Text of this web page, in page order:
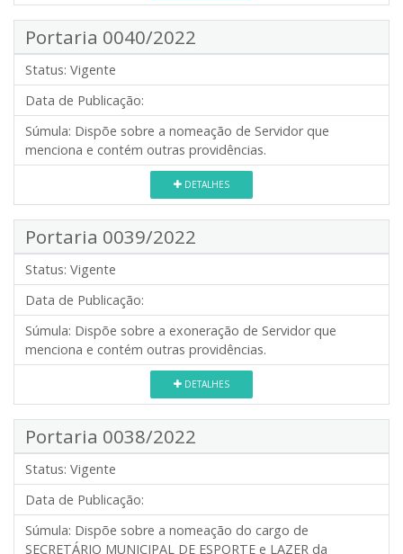
Portaria 0040/2022
Status: Vigente
Data de Publicação:
Súmula: Dispõe sobre a nomeação de Servidor que
menciona e contém outras providências.
DETALHES
Portaria 0039/2022
Status: Vigente
Data de Publicação:
Súmula: Dispõe sobre a exoneração de Servidor que
menciona e contém outras providências.
DETALHES
Portaria 0038/2022
Status: Vigente
Data de Publicação:
Súmula: Dispõe sobre a nomeação do cargo de
SECRETÁRIO MUNICIPAL DE ESPORTE e LAZER da